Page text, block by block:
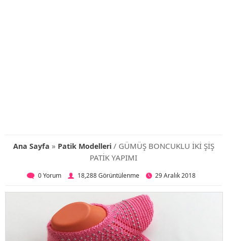
Ana Sayfa » Patik Modelleri/ GÜMÜŞ BONCUKLU İKİ ŞİŞ
PATİK YAPIMI
0 Yorum 18,288 Görüntülenme 29 Aralık 2018